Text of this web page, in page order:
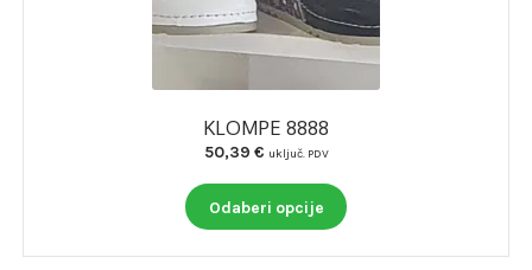
KLOMPE 8888
50,39 € uključ. PDV
Odaberi opcije
Ovaj
proizvod